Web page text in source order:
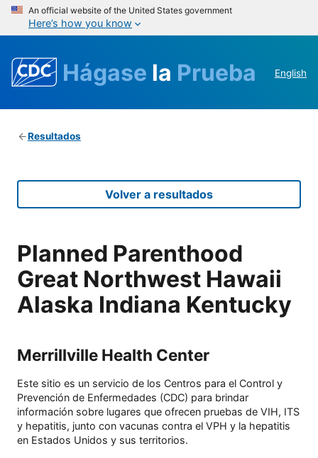
An official website of the United States government
Here’s how you know
Hágase la Prueba English
Resultados
Volver a resultados
Planned Parenthood
Great Northwest Hawaii
Alaska Indiana Kentucky
Merrillville Health Center
Este sitio es un servicio de los Centros para el Control y
Prevención de Enfermedades (CDC) para brindar
información sobre lugares que ofrecen pruebas de VIH, ITS
y hepatitis, junto con vacunas contra el VPH y la hepatitis
en Estados Unidos y sus territorios.